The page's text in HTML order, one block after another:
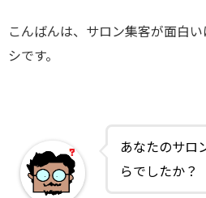
こんばんは、サロン集客が面白
シです。
あなたのサロ
らでしたか？